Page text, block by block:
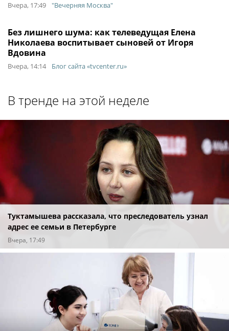
Вчера, 17:49 "Вечерняя Москва"
Без лишнего шума: как телеведущая Елена
Николаева воспитывает сыновей от Игоря
Вдовина
Вчера, 14:14 Блог сайта «tvcenter.ru»
В тренде на этой неделе
Туктамышева рассказала, что преследователь узнал
адрес ее семьи в Петербурге
Вчера, 17:49